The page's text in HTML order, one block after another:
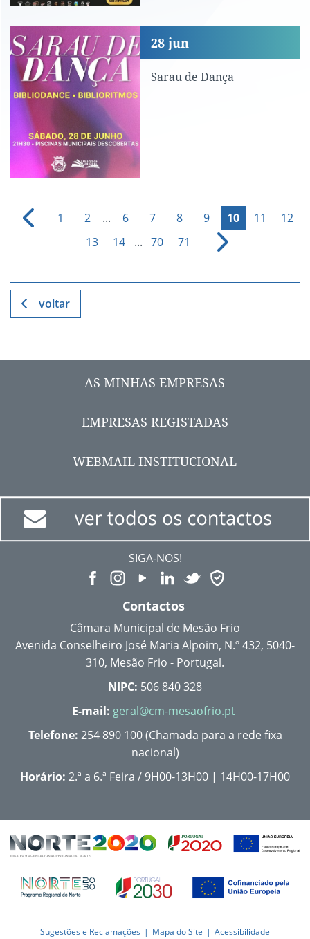
Sarau de Dança
Sarau de Dança
28 jun
1 2 ... 6 7 8 9 10 11
12
13
14 ... 70 71
voltar
AS MINHAS EMPRESAS
EMPRESAS REGISTADAS
WEBMAIL INSTITUCIONAL
SIGA-NOS!
Contactos
Câmara Municipal de Mesão Frio
Avenida Conselheiro José Maria Alpoim, N.º 432, 5040-
310, Mesão Frio - Portugal.
NIPC: 506 840 328
E-mail: geral@cm-mesaofrio.pt
Telefone: 254 890 100 (Chamada para a rede fixa
nacional)
Horário: 2.ª a 6.ª Feira / 9H00-13H00 | 14H00-17H00
Sugestões e Reclamações Mapa do Site Acessibilidade